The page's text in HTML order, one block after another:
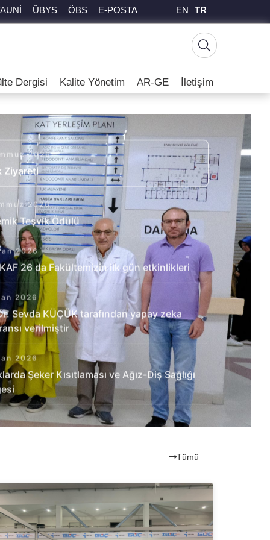
ÜBYS ÖBS E-POSTA EN TR
Dergisi Kalite Yönetim AR-GE İletişim
2026
Ziyareti
2026
Teşvik Ödülü
2026
26 da Fakültemizin ilk gün etkinlikleri
2026
Sevda KÜÇÜK tarafından yapay zeka
verilmiştir
2026
Şeker Kısıtlaması ve Ağız-Diş Sağlığı
Tümü